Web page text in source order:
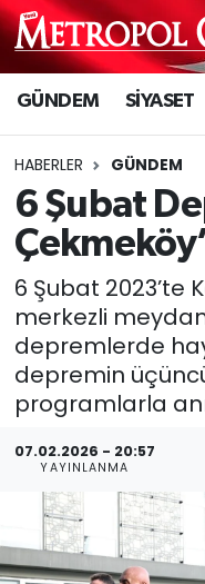
GÜNDEM SİYASET
HABERLER GÜNDEM
6 Şubat
6 Şubat
merkezli
depremlerde
depremin
programlarla
07.02.2026 - 20:57
YAYINLANMA
Hava Durumu
Trafik Durumu
Süper Lig
Tüm Manşetler
Son Dakika
Haber Arşivi